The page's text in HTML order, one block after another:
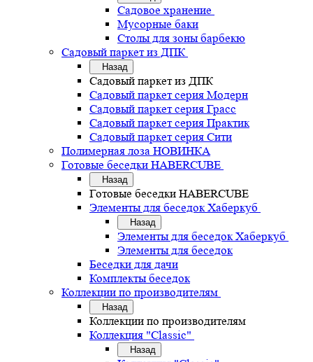
Садовое хранение
Мусорные баки
Столы для зоны барбекю
Садовый паркет из ДПК
Назад
Садовый паркет из ДПК
Садовый паркет серия Mодерн
Садовый паркет серия Грасс
Садовый паркет серия Практик
Садовый паркет серия Сити
Полимерная лоза НОВИНКА
Готовые беседки HABERCUBE
Назад
Готовые беседки HABERCUBE
Элементы для беседок Хаберкуб
Назад
Элементы для беседок Хаберкуб
Элементы для беседок
Беседки для дачи
Комплекты беседок
Коллекции по производителям
Назад
Коллекции по производителям
Коллекция "Classic"
Назад